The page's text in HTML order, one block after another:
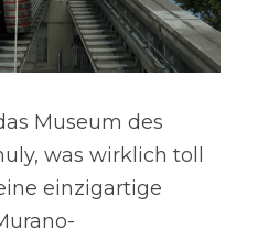
Museum des
was wirklich toll
einzigartige